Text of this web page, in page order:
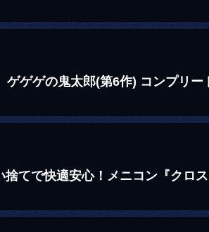
ゲゲの鬼太郎(第6作) コンプリー
てで快適安心！メニコン『クロ